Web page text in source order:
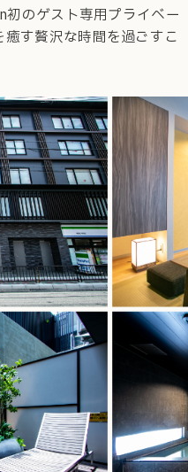
のゲスト専用プライベー
癒す贅沢な時間を過ごすこ